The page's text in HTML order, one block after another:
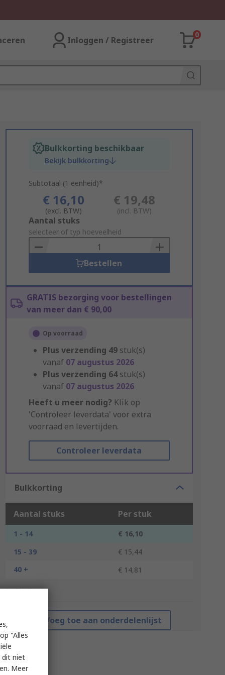
Inloggen / Registreer
0
Bulkkorting beschikbaar
Bekijk bulkkorting
Subtotaal (1 eenheid)*
€ 16,10
(excl. BTW)
€ 19,48
(incl. BTW)
Add
to
Basket
Aantal stuks
selecteer of typ hoeveelheid
Bestellen
GRATIS bezorging voor bestellingen
van meer dan € 90,00
Op voorraad
Plus verzending 49 stuk(s)
vanaf 07 augustus 2026
Plus verzending 64stuk(s)
vanaf 07 augustus 2026
Heeft u meer nodig? Klik op
'Controleer leverdata' voor extra
voorraad en levertijden.
Controleer leverdata
Bulkkorting
Aantal stuks Per stuk
1 - 14
€ 16,10
15 - 39
€ 15,44
40 +
€ 14,81
*prijsindicatie
Voeg toe aan onderdelenlijst
"Alles
dit niet
Meer